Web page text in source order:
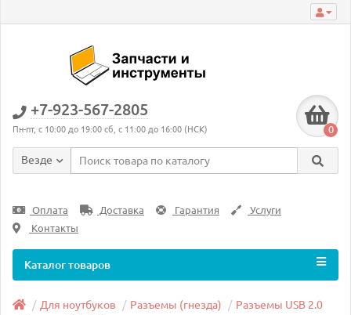
+7-923-567-2805
Пн-пт, с 10:00 до 19:00 сб, с 11:00 до 16:00 (НСК) 0
Везде
Оплата Доставка Гарантия
Услуги
Контакты
Каталог товаров
Для ноутбуков Разъемы (гнезда)
Разъемы USB 2.0